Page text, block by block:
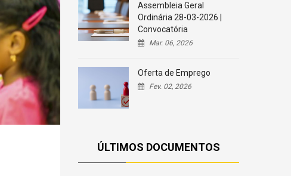
Assembleia Geral
Ordinária 28-03-2026 |
Convocatória
Mar. 06, 2026
Oferta de Emprego
Fev. 02, 2026
ÚLTIMOS DOCUMENTOS